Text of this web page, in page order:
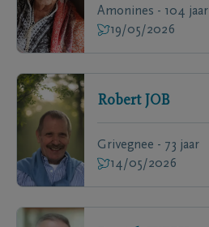
Amonines - 104 jaar
19/05/2026
Robert JOB
Grivegnee - 73 jaar
14/05/2026